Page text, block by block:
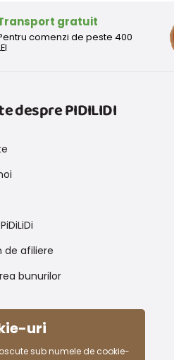
gratuit
comenzi de peste 400
despre PIDILIDI
de afiliere
bunurilor
uri
sub numele de cookie-